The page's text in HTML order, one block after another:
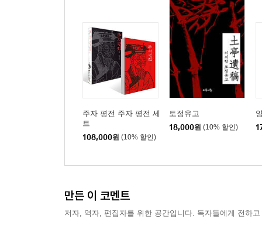
사서삼경을 통째로 외운 까닭
품사에서 자유로워지면 보이는 것들
고전 한문의 다양한 문체
문장에 활력을 불어넣는 수사법
고전 한문의 행문 습관
한문 고유명사의 늪
4장 중국어, 일본어 공부
중국어 품사의 역할
선先 한문, 후後 중국어 학습의 좋은 점
주자 평전 주자 평전 세
트
108,000원 (10% 할인)
토정유고
18,000원 (10% 할인)
만든 이 코멘트
저자, 역자, 편집자를 위한 공간입니다. 독자들에게 전하